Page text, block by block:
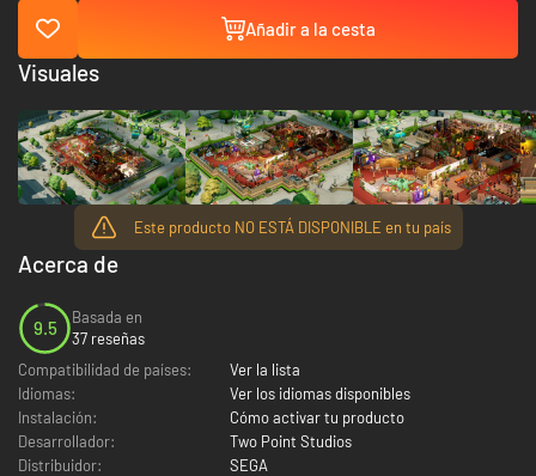
Añadir a la cesta
Este producto NO ESTÁ DISPONIBLE en tu país
Acerca de
9.5
Basada en
37 reseñas
Compatibilidad de países:
Ver la lista
Idiomas:
Ver los idiomas disponibles
Instalación:
Cómo activar tu producto
Desarrollador:
Two Point Studios
Distribuidor:
SEGA
Visuales